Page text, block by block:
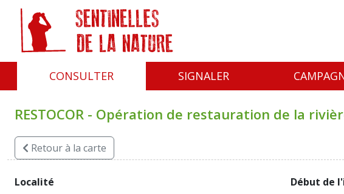
CONSULTER SIGNALER
RESTOCOR - Opération de restauration de la
Retourà la carte
Début de
Localité
Panneau de gestion des cookies